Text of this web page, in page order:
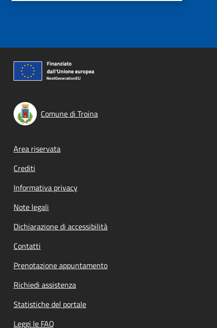
Comune di Troina
Footer menu
Area riservata
Crediti
Informativa privacy
Note legali
Dichiarazione di accessibilità
Contatti
Prenotazione appuntamento
Richiedi assistenza
Statistiche del portale
Leggi le FAQ